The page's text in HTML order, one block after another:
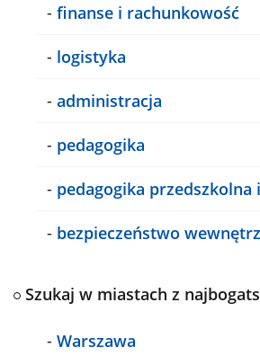
- finanse i rachunkowość
- logistyka
- administracja
- pedagogika
- pedagogika przedszkolna
- bezpieczeństwo
Szukaj w miastach z
- Warszawa